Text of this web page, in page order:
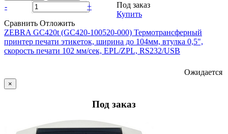
- +
Под заказ
Купить
Сравнить Отложить
ZEBRA GC420t (GC420-100520-000) Термотрансферный
принтер печати этикеток, ширина до 104мм, втулка 0,5",
скорость печати 102 мм/сек, EPL/ZPL, RS232/USB
Ожидается
×
Под заказ